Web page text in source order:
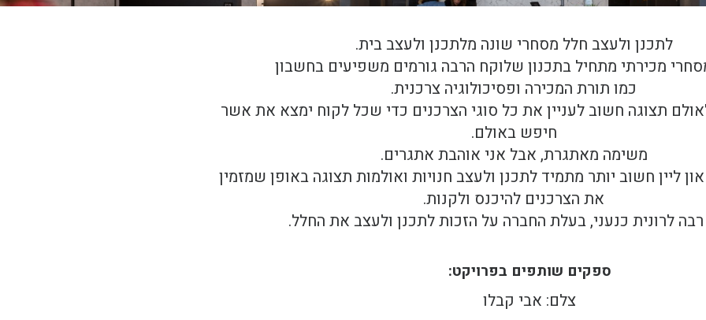
לתכנן ולעצב חלל מסחרי שונה מלתכנן ולעצב בית.
מכירתי מתחיל בתכנון שלוקח הרבה גורמים משפיעים בחשבון
כמו תורת המכירה ופסיכולוגיה צרכנית.
תצוגה חשוב לעניין את כל סוגי הצרכנים כדי שכל לקוח ימצא את אשר
חיפש באולם.
משימה מאתגרת, אבל אני אוהבת אתגרים.
ליין חשוב יותר מתמיד לתכנן ולעצב חנויות ואולמות תצוגה באופן שמזמין
את הצרכנים להיכנס ולקנות.
לרונית כנעני, בעלת החברה על הזכות לתכנן ולעצב את החלל.
ספקים שותפים בפרויקט:
צלם: אבי קבלו